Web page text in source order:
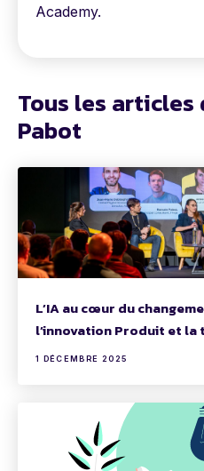
Academy.
Tous les articles
Pabot
L’IA au cœur du
l’innovation Produit et
1 DÉCEMBRE 2025